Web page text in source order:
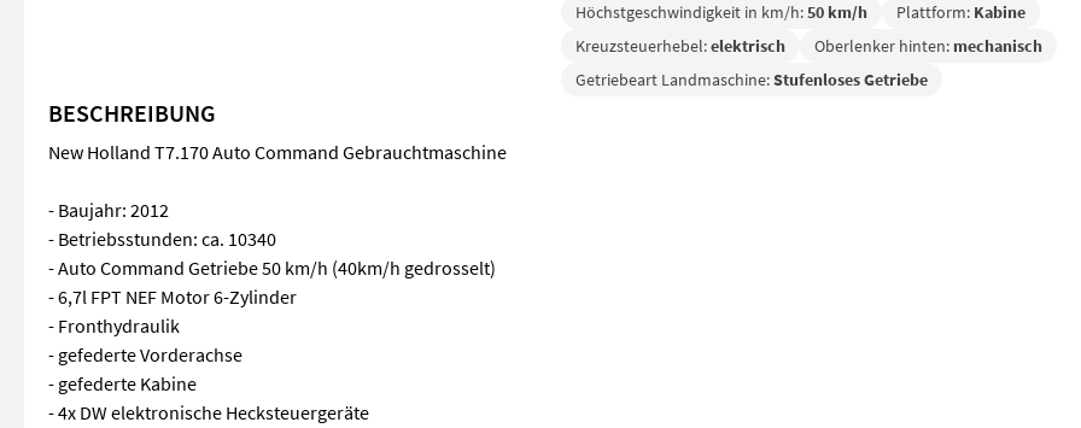
Höchstgeschwindigkeit in km/h:50 km/h Plattform: Kabine
Kreuzsteuerhebel:elektrisch Oberlenker hinten: mechanisch
Getriebeart Landmaschine:Stufenloses Getriebe
BESCHREIBUNG
New Holland T7.170 Auto Command Gebrauchtmaschine
- Baujahr: 2012
- Betriebsstunden: ca. 10340
- Auto Command Getriebe 50 km/h (40km/h gedrosselt)
- 6,7l FPT NEF Motor 6-Zylinder
- Fronthydraulik
- gefederte Vorderachse
- gefederte Kabine
- 4x DW elektronische Hecksteuergeräte